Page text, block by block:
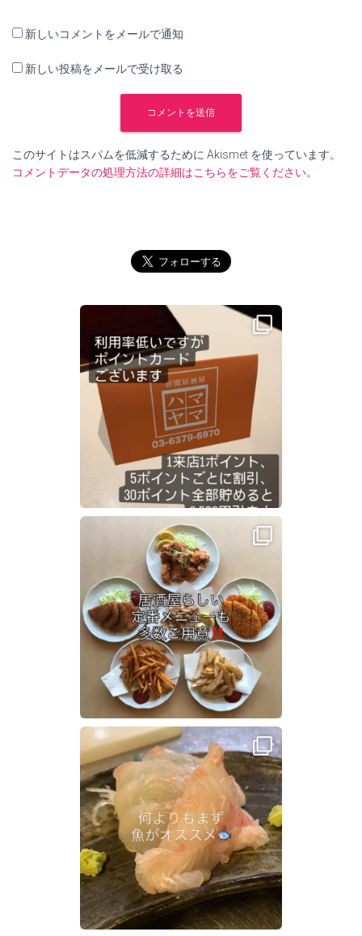
新しいコメントをメールで通知
新しい投稿をメールで受け取る
このサイトはスパムを低減するために Akismet を使っています。
コメントデータの処理方法の詳細はこちらをご覧ください。